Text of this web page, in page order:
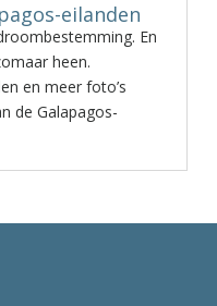
eilanden
En
heen.
en meer foto’s
de Galapagos-